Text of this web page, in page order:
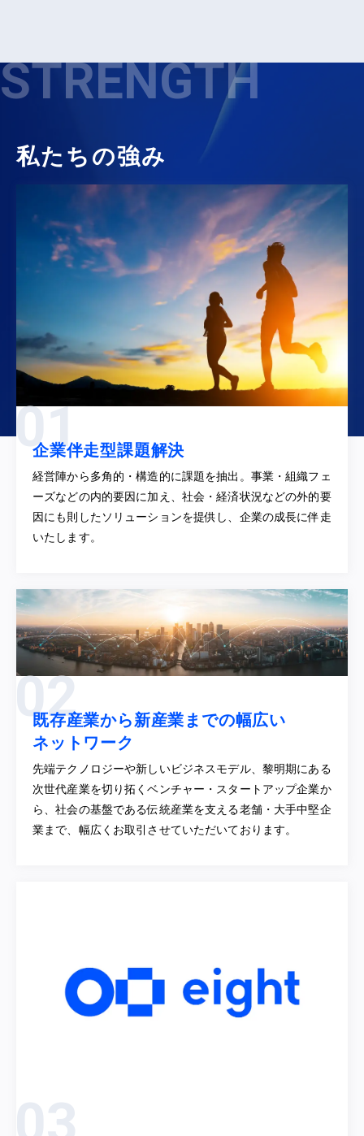
STRENGTH
私たちの強み
企業伴走型課題解決
経営陣から多角的・構造的に課題を抽出。事業・組織フェ
ーズなどの内的要因に加え、社会・経済状況などの外的要
因にも則したソリューションを提供し、企業の成長に伴走
いたします。
既存産業から新産業までの幅広い
ネットワーク
先端テクノロジーや新しいビジネスモデル、黎明期にある
次世代産業を切り拓くベンチャー・スタートアップ企業か
ら、社会の基盤である伝統産業を支える老舗・大手中堅企
業まで、幅広くお取引させていただいております。